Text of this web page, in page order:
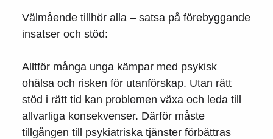
Välmående tillhör alla – satsa på förebyggande
insatser och stöd:
Alltför många unga kämpar med psykisk
ohälsa och risken för utanförskap. Utan rätt
stöd i rätt tid kan problemen växa och leda till
allvarliga konsekvenser. Därför måste
tillgången till psykiatriska tjänster förbättras